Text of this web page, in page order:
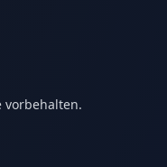
vorbehalten.